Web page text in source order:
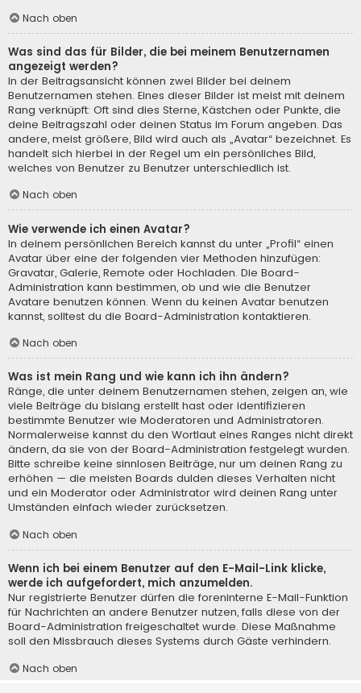
Nach oben
Was sind das für Bilder, die bei meinem Benutzernamen
angezeigt werden?
In der Beitragsansicht können zwei Bilder bei deinem
Benutzernamen stehen. Eines dieser Bilder ist meist mit deinem
Rang verknüpft: Oft sind dies Sterne, Kästchen oder Punkte, die
deine Beitragszahl oder deinen Status im Forum angeben. Das
andere, meist größere, Bild wird auch als „Avatar“ bezeichnet. Es
handelt sich hierbei in der Regel um ein persönliches Bild,
welches von Benutzer zu Benutzer unterschiedlich ist.
Nach oben
Wie verwende ich einen Avatar?
In deinem persönlichen Bereich kannst du unter „Profil“ einen
Avatar über eine der folgenden vier Methoden hinzufügen:
Gravatar, Galerie, Remote oder Hochladen. Die Board-
Administration kann bestimmen, ob und wie die Benutzer
Avatare benutzen können. Wenn du keinen Avatar benutzen
kannst, solltest du die Board-Administration kontaktieren.
Nach oben
Was ist mein Rang und wie kann ich ihn ändern?
Ränge, die unter deinem Benutzernamen stehen, zeigen an, wie
viele Beiträge du bislang erstellt hast oder identifizieren
bestimmte Benutzer wie Moderatoren und Administratoren.
Normalerweise kannst du den Wortlaut eines Ranges nicht direkt
ändern, da sie von der Board-Administration festgelegt wurden.
Bitte schreibe keine sinnlosen Beiträge, nur um deinen Rang zu
erhöhen — die meisten Boards dulden dieses Verhalten nicht
und ein Moderator oder Administrator wird deinen Rang unter
Umständen einfach wieder zurücksetzen.
Nach oben
Wenn ich bei einem Benutzer auf den E-Mail-Link klicke,
werde ich aufgefordert, mich anzumelden.
Nur registrierte Benutzer dürfen die foreninterne E-Mail-Funktion
für Nachrichten an andere Benutzer nutzen, falls diese von der
Board-Administration freigeschaltet wurde. Diese Maßnahme
soll den Missbrauch dieses Systems durch Gäste verhindern.
Nach oben